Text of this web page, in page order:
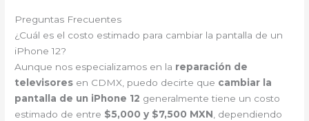
Preguntas Frecuentes
¿Cuál es el costo estimado para cambiar la pantalla de un
iPhone 12?
Aunque nos especializamos en la reparación de
televisores en CDMX, puedo decirte que cambiar la
pantalla de un iPhone 12 generalmente tiene un costo
estimado de entre $5,000 y $7,500 MXN, dependiendo